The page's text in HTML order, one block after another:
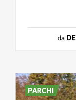
da
PARCHI